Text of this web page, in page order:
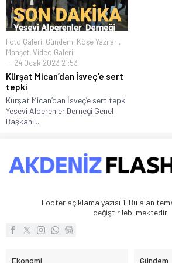
Foto Galeri, Gündem, Köşe Yazıları,
Manşet, Video Galeri
24 Ocak 2023 21:53
Kürşat Mican’dan İsveç’e sert
tepki
Kürşat Mican’dan İsveç’e sert tepki
Yesevi Alperenler Derneği Genel
Başkanı...
Footer açıklama yazısı 1. Bu alan
değiştirilebilmektedir.
Ekonomi Gündem